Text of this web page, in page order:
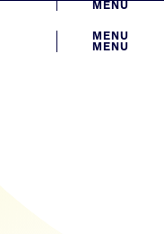
MENU
MENU
MENU